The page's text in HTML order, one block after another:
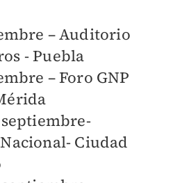
– Auditorio
- Puebla
– Foro GNP
septiembre-
Ciudad